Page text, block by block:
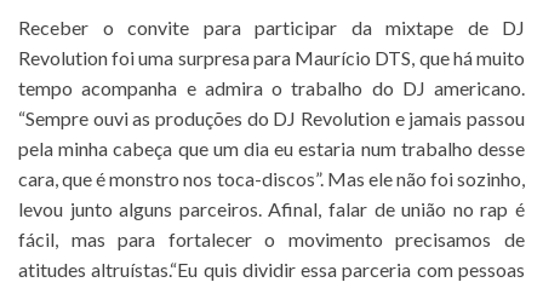
Receber o convite para participar da mixtape de DJ
Revolution foi uma surpresa para Maurício DTS, que há muito
tempo acompanha e admira o trabalho do DJ americano.
“Sempre ouvi as produções do DJ Revolution e jamais passou
pela minha cabeça que um dia eu estaria num trabalho desse
cara, que é monstro nos toca-discos”. Mas ele não foi sozinho,
levou junto alguns parceiros. Afinal, falar de união no rap é
fácil, mas para fortalecer o movimento precisamos de
atitudes altruístas.“Eu quis dividir essa parceria com pessoas